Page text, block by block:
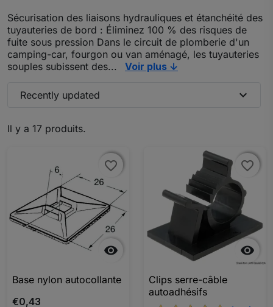
Sécurisation des liaisons hydrauliques et étanchéité des
tuyauteries de bord : Éliminez 100 % des risques de
fuite sous pression Dans le circuit de plomberie d'un
camping-car, fourgon ou van aménagé, les tuyauteries
souples subissent des...
Voir plus ↓
Il y a 17 produits.
Recently updated expand_more

favorite_border
favorite_border
Base nylon autocollante
€0,43

favorite_border
favorite_border
Clips serre-câble
autoadhésifs